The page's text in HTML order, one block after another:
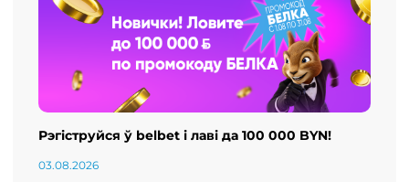
Рэгіструйся ў belbet і лаві да 100 000 BYN!
03.08.2026